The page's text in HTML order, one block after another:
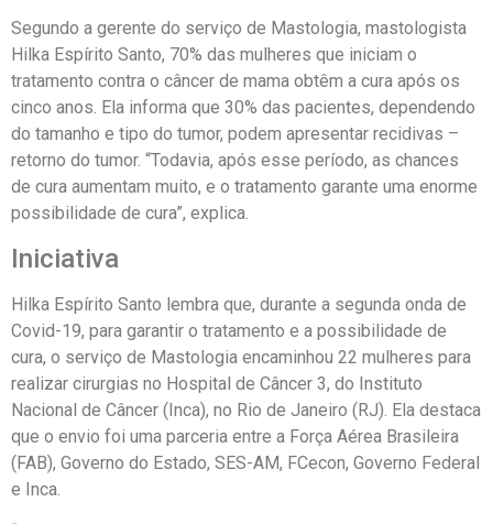
Segundo a gerente do serviço de Mastologia, mastologista
Hilka Espírito Santo, 70% das mulheres que iniciam o
tratamento contra o câncer de mama obtêm a cura após os
cinco anos. Ela informa que 30% das pacientes, dependendo
do tamanho e tipo do tumor, podem apresentar recidivas –
retorno do tumor. “Todavia, após esse período, as chances
de cura aumentam muito, e o tratamento garante uma enorme
possibilidade de cura”, explica.
Iniciativa
Hilka Espírito Santo lembra que, durante a segunda onda de
Covid-19, para garantir o tratamento e a possibilidade de
cura, o serviço de Mastologia encaminhou 22 mulheres para
realizar cirurgias no Hospital de Câncer 3, do Instituto
Nacional de Câncer (Inca), no Rio de Janeiro (RJ). Ela destaca
que o envio foi uma parceria entre a Força Aérea Brasileira
(FAB), Governo do Estado, SES-AM, FCecon, Governo Federal
e Inca.